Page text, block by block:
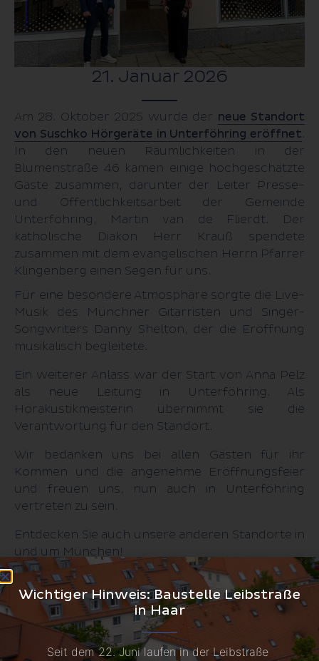
HörWohl Hub
Fragen & Antworten
21. Januar 2026
Am 28. Oktober 2025 wurde der neue Standort
von Suschko Hörgeräte in Unterföhring eröffnet.
In den neuen Räumlichkeiten in der
Blumenstraße 46 kamen einige hochgeschätzte
Gäste zusammen, darunter der Leiter Presse-
und Öffentlichkeitsarbeit der Gemeinde
Unterföhring, Martin van de Flierdt. Der
katholische Diakon Herr Krauß spendete
zusammen mit dem evangelischen Herrn Pfarrer
Klingenberg einen Segen für uns.
Für eine besondere Atmosphäre sorgte die Live-
Musik des Münchner Gitarristen und Singer-
Songwriters Danny Shelton, der die Eröffnung
musikalisch begleitete.
Ein weiterer Anlass war der Start von Anna Pelz
als neue Leitung in Unterföhring. Als
Hörakustikmeisterin übernimmt sie die
Verantwortung für den Standort.
Wir bedanken uns bei allen Gästen für ihr
Kommen und die angenehme Eröffnungsfeier
und freuen uns, nun auch in Unterföhring
vertreten zu sein.
Entdecken Sie auch unsere anderen Standorte in
und um München!
Zurück zu aktuellen Meldungen
Wichtiger Hinweis: Baustelle Leibstraße
in Haar
Seit dem 22. Juni laufen in der Leibstraße